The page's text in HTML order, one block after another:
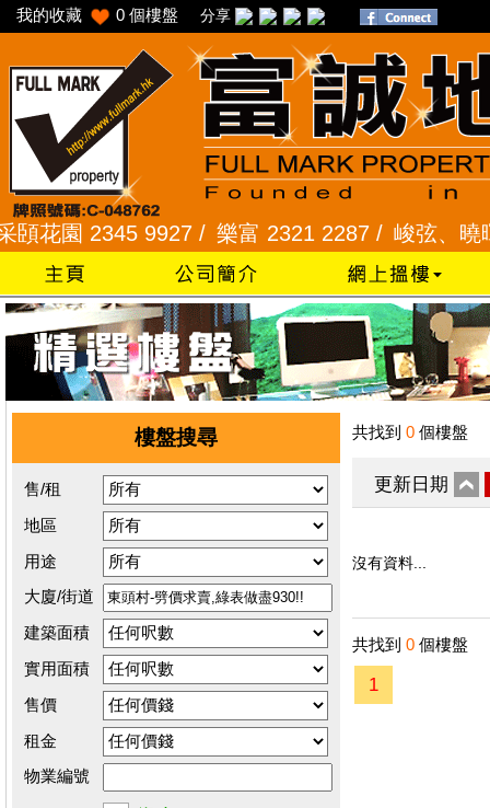
我的收藏 0 個樓盤 分享
園 2345 9927 /樂富 2321 2287 / 峻弦、曉暉花
樓盤搜尋
售/租
地區
用途
大廈/街道
建築面積
實用面積
售價
租金
物業編號
共找到 0 個樓盤
更新日期
沒有資料...
共找到 0 個樓盤
1